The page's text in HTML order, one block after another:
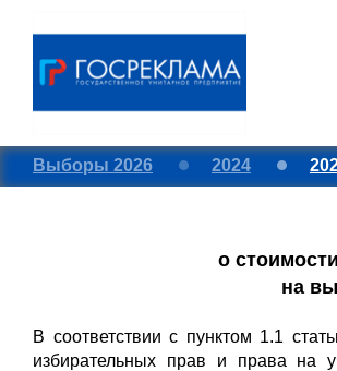
Выборы 2026 2024
о
на
В соответствии с пунктом 1.1
избирательных прав и права на